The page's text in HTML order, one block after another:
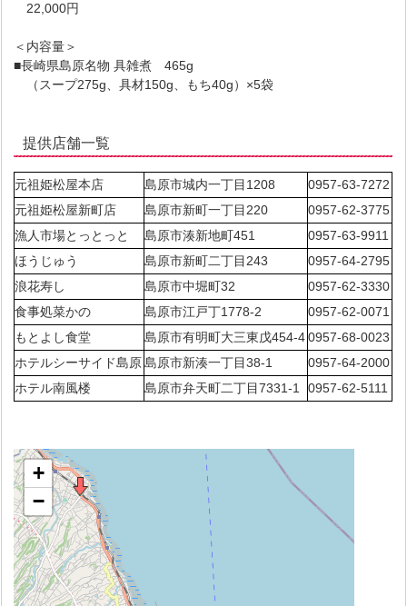
22,000円
＜内容量＞
■長崎県島原名物 具雑煮 465g
（スープ275g、具材150g、もち40g）×5袋
提供店舗一覧
元祖姫松屋本店 島原市城内一丁目1208
0957-63-7272
元祖姫松屋新町店
島原市新町一丁目220
0957-62-3775
漁人市場とっとっと
島原市湊新地町451
0957-63-9911
ほうじゅう
島原市新町二丁目243
0957-64-2795
浪花寿し
島原市中堀町32
0957-62-3330
食事処菜かの
島原市江戸丁1778-2
0957-62-0071
もとよし食堂
島原市有明町大三東戊454-4 0957-68-0023
ホテルシーサイド島原 島原市新湊一丁目38-1
0957-64-2000
ホテル南風楼
島原市弁天町二丁目7331-1 0957-62-5111